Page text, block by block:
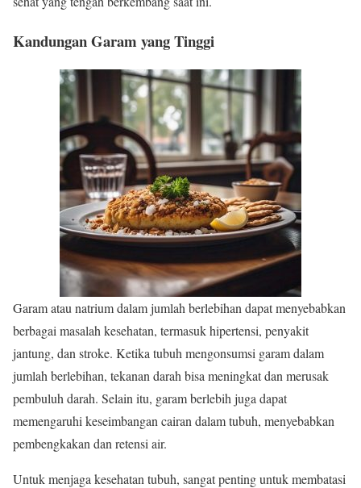
Kandungan Garam yang Tinggi
Garam atau natrium dalam jumlah berlebihan dapat menyebabkan
berbagai masalah kesehatan, termasuk hipertensi, penyakit
jantung, dan stroke. Ketika tubuh mengonsumsi garam dalam
jumlah berlebihan, tekanan darah bisa meningkat dan merusak
pembuluh darah. Selain itu, garam berlebih juga dapat
memengaruhi keseimbangan cairan dalam tubuh, menyebabkan
pembengkakan dan retensi air.
Untuk menjaga kesehatan tubuh, sangat penting untuk membatasi